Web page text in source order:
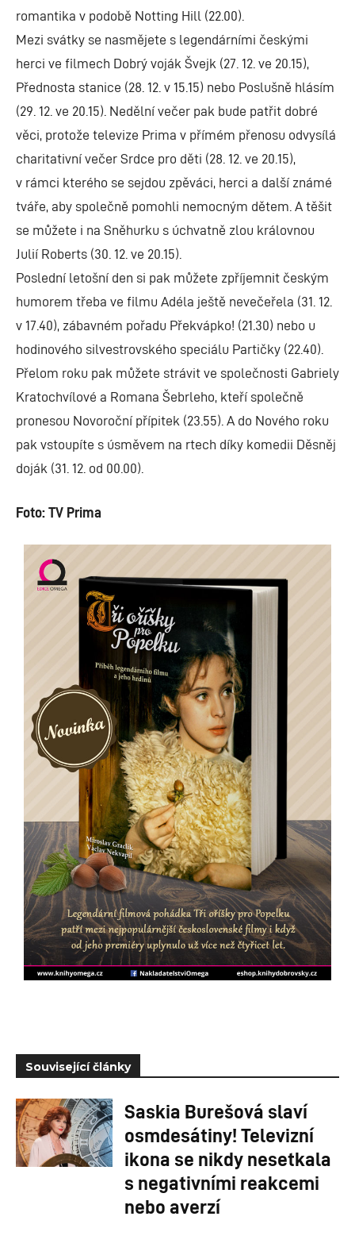
romantika v podobě Notting Hill (22.00).
Mezi svátky se nasmějete s legendárními českými
herci ve filmech Dobrý voják Švejk (27. 12. ve 20.15),
Přednosta stanice (28. 12. v 15.15) nebo Poslušně hlásím
(29. 12. ve 20.15). Nedělní večer pak bude patřit dobré
věci, protože televize Prima v přímém přenosu odvysílá
charitativní večer Srdce pro děti (28. 12. ve 20.15),
v rámci kterého se sejdou zpěváci, herci a další známé
tváře, aby společně pomohli nemocným dětem. A těšit
se můžete i na Sněhurku s úchvatně zlou královnou
Julií Roberts (30. 12. ve 20.15).
Poslední letošní den si pak můžete zpříjemnit českým
humorem třeba ve filmu Adéla ještě nevečeřela (31. 12.
v 17.40), zábavném pořadu Překvápko! (21.30) nebo u
hodinového silvestrovského speciálu Partičky (22.40).
Přelom roku pak můžete strávit ve společnosti Gabriely
Kratochvílové a Romana Šebrleho, kteří společně
pronesou Novoroční přípitek (23.55). A do Nového roku
pak vstoupíte s úsměvem na rtech díky komedii Děsněj
doják (31. 12. od 00.00).
Foto: TV Prima
Související články
Saskia Burešová slaví
osmdesátiny! Televizní
ikona se nikdy nesetkala
s negativními reakcemi
nebo averzí